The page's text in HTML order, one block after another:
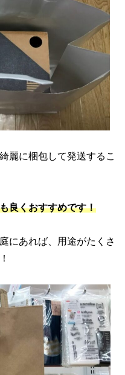
麗に梱包して発送するこ
良くおすすめです！
にあれば、用途がたくさ